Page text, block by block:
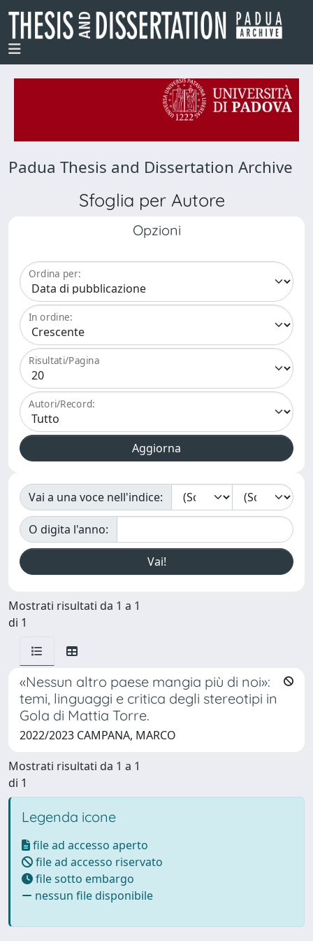
Padua Thesis and Dissertation Archive
Sfoglia per Autore
Opzioni
Ordina per:
In ordine:
Risultati/Pagina
Autori/Record:
Vai a una voce nell'indice:
O digita l'anno:
Mostrati risultati da 1 a 1
di 1
«Nessun altro paese mangia più di noi»:
temi, linguaggi e critica degli stereotipi in
Gola di Mattia Torre.
2022/2023 CAMPANA, MARCO
Mostrati risultati da 1 a 1
di 1
Legenda icone
file ad accesso aperto
file ad accesso riservato
file sotto embargo
nessun file disponibile